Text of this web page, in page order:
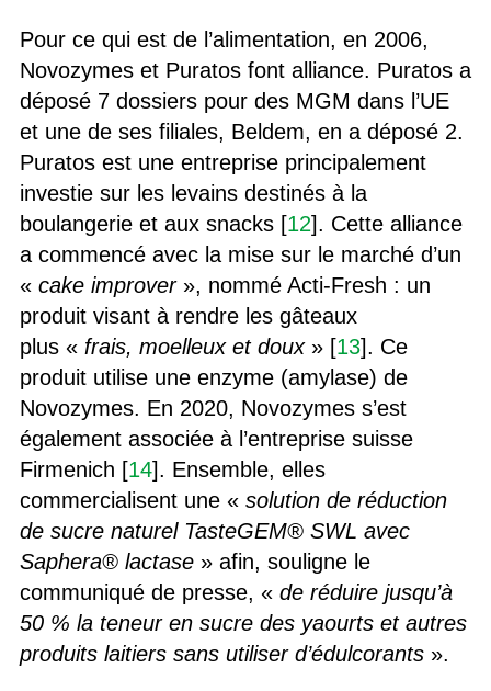
Pour ce qui est de l’alimentation, en 2006,
Novozymes et Puratos font alliance. Puratos a
déposé 7 dossiers pour des MGM dans l’UE
et une de ses filiales, Beldem, en a déposé 2.
Puratos est une entreprise principalement
investie sur les levains destinés à la
boulangerie et aux snacks [12]. Cette alliance
a commencé avec la mise sur le marché d’un
« cake improver», nommé Acti-Fresh : un
produit visant à rendre les gâteaux
plus « frais, moelleux et doux» [13]. Ce
produit utilise une enzyme (amylase) de
Novozymes. En 2020, Novozymes s’est
également associée à l’entreprise suisse
Firmenich [14]. Ensemble, elles
commercialisent une « solution de réduction
de sucre naturel TasteGEM® SWL avec
Saphera® lactase» afin, souligne le
communiqué de presse, « de réduire jusqu’à
50 % la teneur en sucre des yaourts et autres
produits laitiers sans utiliser d’édulcorants».